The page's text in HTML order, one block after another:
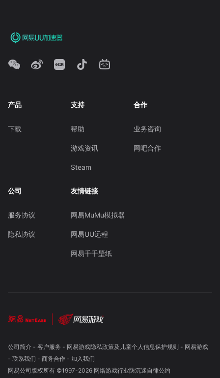
产品
下载
支持
帮助
游戏资讯
Steam
合作
业务咨询
网吧合作
公司
服务协议
隐私协议
友情链接
网易MuMu模拟器
网易UU远程
网易千千壁纸
公司简介- 客户服务 - 网易游戏隐私政策及儿童个人信息保护规则 - 网易游戏
- 联系我们 - 商务合作- 加入我们
网易公司版权所有 ©1997-2026 网络游戏行业防沉迷自律公约